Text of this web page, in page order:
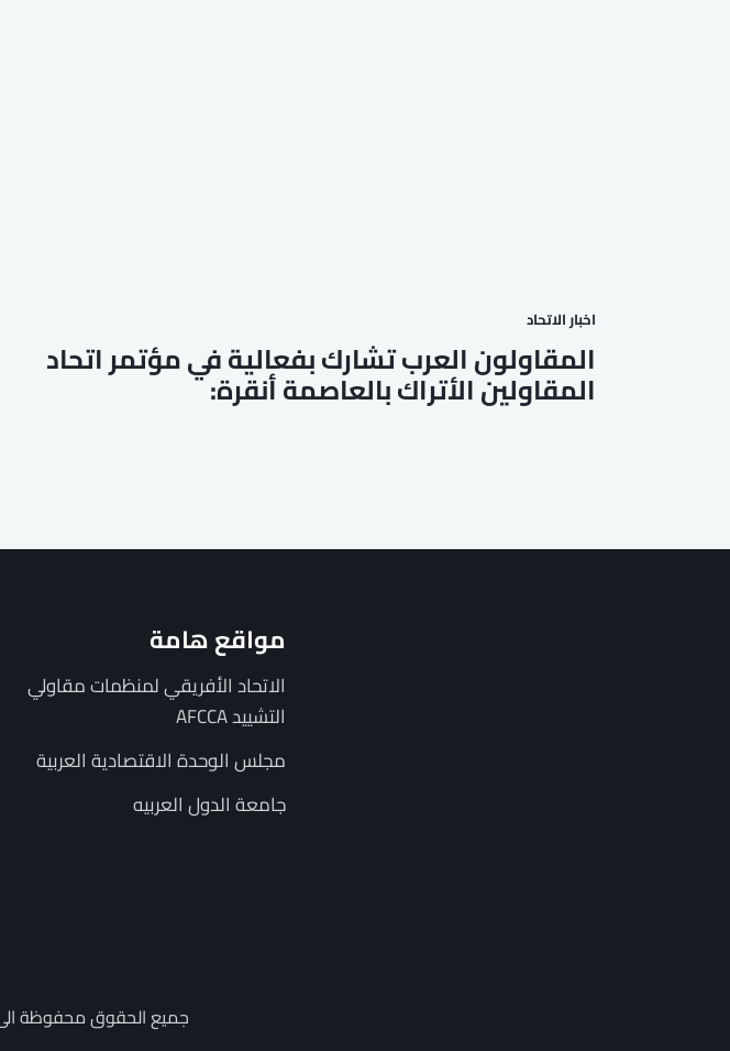
اخبار الاتحاد
المقاولون العرب تشارك بفعالية في مؤتمر اتحاد
المقاولين الأتراك بالعاصمة أنقرة:
مواقع هامة
الاتحاد الأفريقي لمنظمات مقاولي
التشييد AFCCA
مجلس الوحدة الاقتصادية العربية
جامعة الدول العربيه
جميع الحقوق محفوظة الى